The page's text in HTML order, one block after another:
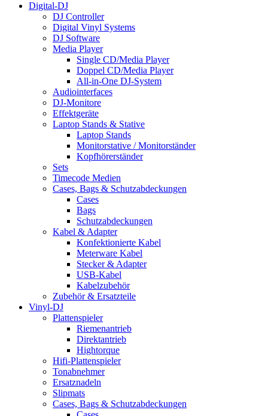
Digital-DJ
DJ Controller
Digital Vinyl Systems
DJ Software
Media Player
Single CD/Media Player
Doppel CD/Media Player
All-in-One DJ-System
Audiointerfaces
DJ-Monitore
Effektgeräte
Laptop Stands & Stative
Laptop Stands
Monitorstative / Monitorständer
Kopfhörerständer
Sets
Timecode Medien
Cases, Bags & Schutzabdeckungen
Cases
Bags
Schutzabdeckungen
Kabel & Adapter
Konfektionierte Kabel
Meterware Kabel
Stecker & Adapter
USB-Kabel
Kabelzubehör
Zubehör & Ersatzteile
Vinyl-DJ
Plattenspieler
Riemenantrieb
Direktantrieb
Hightorque
Hifi-Plattenspieler
Tonabnehmer
Ersatznadeln
Slipmats
Cases, Bags & Schutzabdeckungen